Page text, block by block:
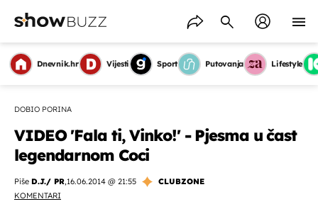
Dnevnik.hr Vijesti Sport Putovanja Lifestyle
DOBIO PORINA
VIDEO 'Fala ti, Vinko!' - Pjesma u čast
legendarnom Coci
Piše D.J./ PR,16.06.2014 @ 21:55
CLUBZONE
KOMENTARI